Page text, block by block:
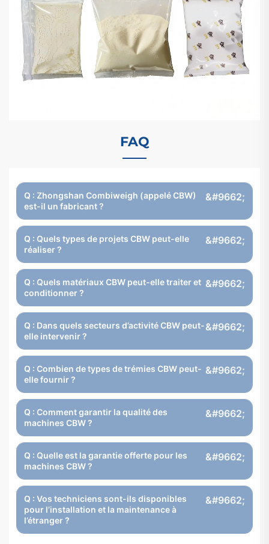
FAQ
Q : Zhongshan Combiweigh (appelé CBW)
est-il un fabricant ?
Q : Quels types de projets CBW peut-elle
réaliser ?
Q : Quels matériaux CBW peut-elle traiter et
conditionner ?
Q : Dans quels secteurs d’activité CBW peut-
elle intervenir ?
Q : Combien de types de trémies CBW peut-
elle fournir ?
Q : Comment garantir la qualité des
machines CBW ?
Q : Quelle est la garantie offerte pour les
machines CBW ?
Q : Vos techniciens sont-ils disponibles
pour l’installation et la maintenance à
l’étranger ?